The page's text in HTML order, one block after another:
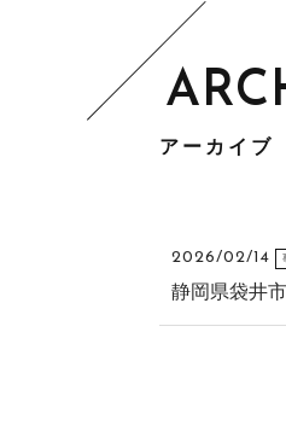
アーカイブ
2026/02/14
静岡県袋井